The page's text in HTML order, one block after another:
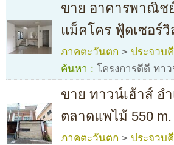
ขาย อาคารพาณิช
แม็คโคร ฟู้ดเซอร์
ภาคตะวันตก > ประจวบ
ค้นหา : โครงการดีดี ทา
ขาย ทาวน์เฮ้าส์ อ
ตลาดแพไม้ 550 m.
ภาคตะวันตก > ประจวบ